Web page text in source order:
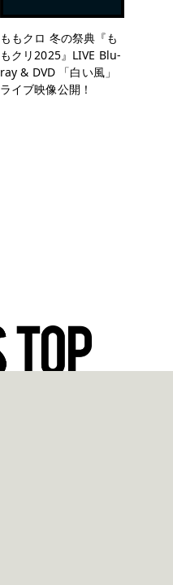
ももクロ 冬の祭典『も
もクリ2025』LIVE Blu-
ray & DVD 「白い風」
ライブ映像公開！